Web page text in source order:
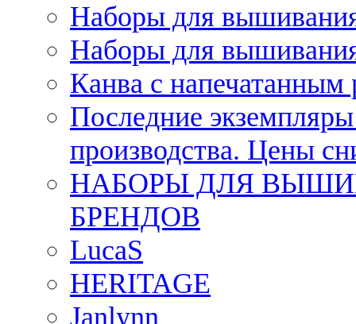
Наборы для
Наборы для
Канва с напечатанным
Последние
производства. Цены
НАБОРЫ ДЛЯ
БРЕНДОВ
LucaS
HERITAGE
Janlynn